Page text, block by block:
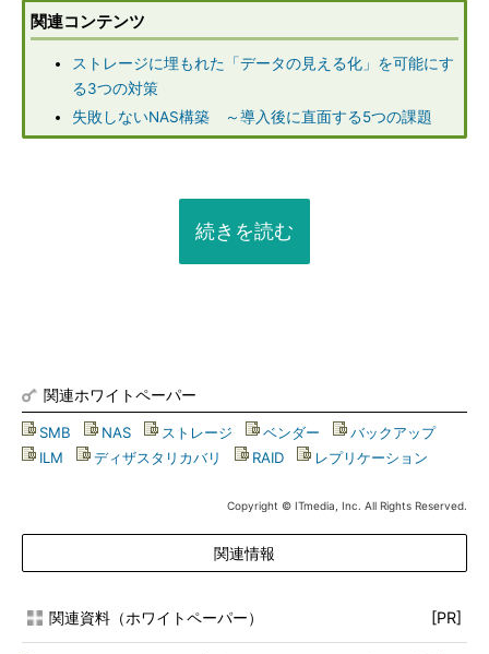
関連コンテンツ
ストレージに埋もれた「データの見える化」を可能にす
る3つの対策
失敗しないNAS構築 ～導入後に直面する5つの課題
続きを読む
関連ホワイトペーパー
SMB NAS ストレージ ベンダー バックアップ|
ILM
ディザスタリカバリ RAID レプリケーション
Copyright © ITmedia, Inc. All Rights Reserved.
関連情報
関連資料（ホワイトペーパー） [PR]